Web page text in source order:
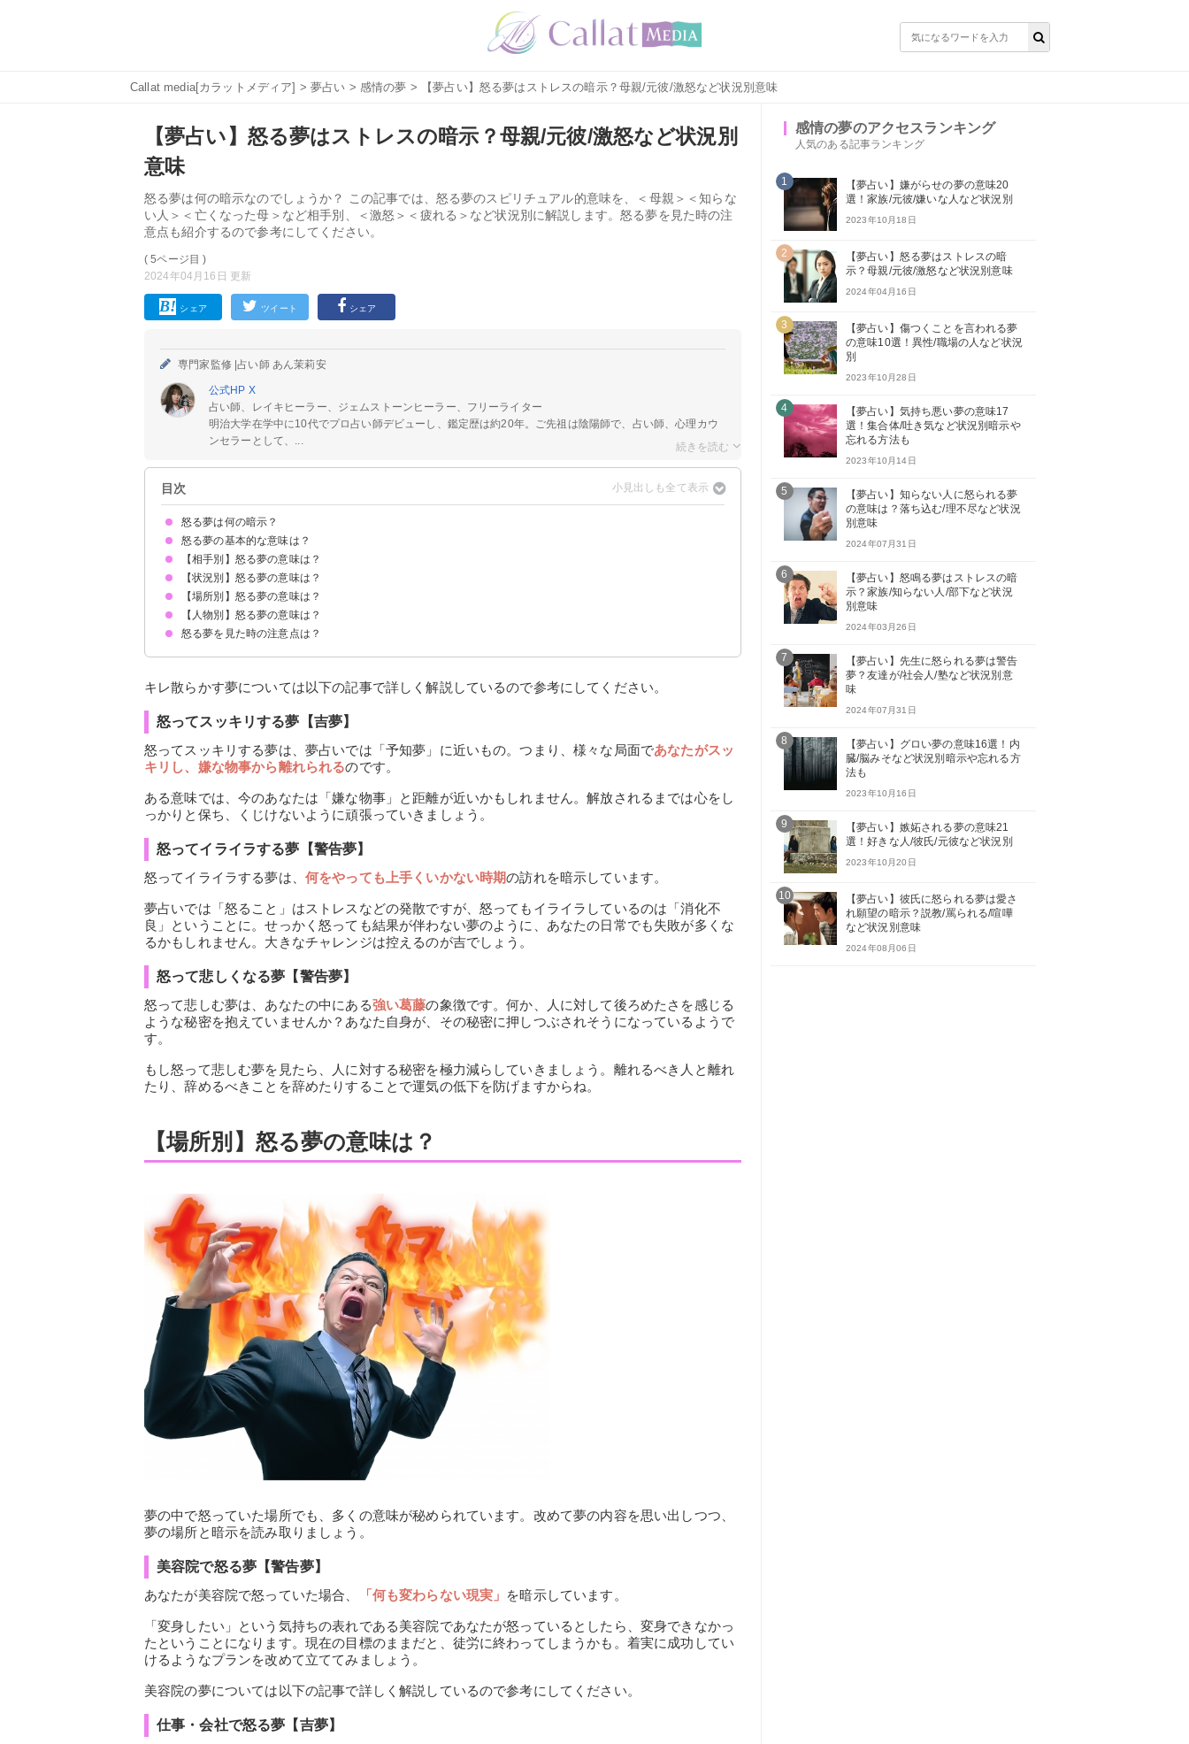
Callat media[カラットメディア] >夢占い > 感情の夢 > 【夢占い】怒る夢はストレスの暗示？母親/元彼/激怒など状況別意味
【夢占い】怒る夢はストレスの暗示？母親/元彼/激怒など状況別
意味
怒る夢は何の暗示なのでしょうか？ この記事では、怒る夢のスピリチュアル的意味を、＜母親＞＜知らな
い人＞＜亡くなった母＞など相手別、＜激怒＞＜疲れる＞など状況別に解説します。怒る夢を見た時の注
意点も紹介するので参考にしてください。
( 5ページ目 )
2024年04月16日 更新
シェア ツイート シェア
専門家監修 |占い師 あん茉莉安
公式HP X
占い師、レイキヒーラー、ジェムストーンヒーラー、フリーライター
明治大学在学中に10代でプロ占い師デビューし、鑑定歴は約20年。ご先祖は陰陽師で、占い師、心理カウ
ンセラーとして、...
目次
怒る夢は何の暗示？
怒る夢の基本的な意味は？
心のモヤモヤの解消を暗示
毎日・よく見る場合はストレスが溜まっている暗示
初夢で見たら運気好転のサイン
状況によって意味が決まる
【相手別】怒る夢の意味は？
母親に怒る夢【吉夢】
父親に怒る夢【警告夢】
兄弟に怒る夢【吉夢】
知らない人に怒る夢【吉夢】
元彼に怒る夢【吉夢】
恋人（彼氏・彼女）に怒る夢【吉夢】
亡くなった母に怒る夢【吉夢】
パートナー（妻・夫）に怒る夢【警告夢】
上司に怒る夢【警告夢】
好きな人に怒る夢【吉夢】
祖父・祖母に怒る夢【吉夢】
先生に怒る夢【吉夢】
【状況別】怒る夢の意味は？
怒って泣く夢【吉夢】
怒りながら喧嘩する夢【吉夢】
激怒・キレ散らかす夢【吉夢】
怒ってスッキリする夢【吉夢】
怒ってイライラする夢【警告夢】
怒って悲しくなる夢【警告夢】
【場所別】怒る夢の意味は？
美容院で怒る夢【警告夢】
仕事・会社で怒る夢【吉夢】
【人物別】怒る夢の意味は？
母親が怒る夢【警告夢】
父親が怒る夢【吉夢】
祖父母が怒る夢【吉夢】
知らない人が怒る夢【警告夢】
子供が怒る夢【吉夢】
好きな人が怒る夢【吉夢】
怒る夢を見た時の注意点は？
キレ散らかす夢については以下の記事で詳しく解説しているので参考にしてください。
怒ってスッキリする夢【吉夢】
怒ってスッキリする夢は、夢占いでは「予知夢」に近いもの。つまり、様々な局面であなたがスッ
キリし、嫌な物事から離れられるのです。
ある意味では、今のあなたは「嫌な物事」と距離が近いかもしれません。解放されるまでは心をし
っかりと保ち、くじけないように頑張っていきましょう。
怒ってイライラする夢【警告夢】
怒ってイライラする夢は、 何をやっても上手くいかない時期の訪れを暗示しています。
夢占いでは「怒ること」はストレスなどの発散ですが、怒ってもイライラしているのは「消化不
良」ということに。せっかく怒っても結果が伴わない夢のように、あなたの日常でも失敗が多くな
るかもしれません。大きなチャレンジは控えるのが吉でしょう。
怒って悲しくなる夢【警告夢】
怒って悲しむ夢は、あなたの中にある強い葛藤の象徴です。何か、人に対して後ろめたさを感じる
ような秘密を抱えていませんか？あなた自身が、その秘密に押しつぶされそうになっているようで
す。
もし怒って悲しむ夢を見たら、人に対する秘密を極力減らしていきましょう。離れるべき人と離れ
たり、辞めるべきことを辞めたりすることで運気の低下を防げますからね。
【場所別】怒る夢の意味は？
夢の中で怒っていた場所でも、多くの意味が秘められています。改めて夢の内容を思い出しつつ、
夢の場所と暗示を読み取りましょう。
美容院で怒る夢【警告夢】
あなたが美容院で怒っていた場合、
「何も変わらない現実」 を暗示しています。
「変身したい」という気持ちの表れである美容院であなたが怒っているとしたら、変身できなかっ
たということになります。現在の目標のままだと、徒労に終わってしまうかも。着実に成功してい
けるようなプランを改めて立ててみましょう。
美容院の夢については以下の記事で詳しく解説しているので参考にしてください。
仕事・会社で怒る夢【吉夢】
感情の夢のアクセスランキング
人気のある記事ランキング
1
【夢占い】嫌がらせの夢の意味20
選！家族/元彼/嫌いな人など状況別
2023年10月18日
2
【夢占い】怒る夢はストレスの暗
示？母親/元彼/激怒など状況別意味
2024年04月16日
3
【夢占い】傷つくことを言われる夢
の意味10選！異性/職場の人など状況
別
2023年10月28日
4
【夢占い】気持ち悪い夢の意味17
選！集合体/吐き気など状況別暗示や
忘れる方法も
2023年10月14日
5
【夢占い】知らない人に怒られる夢
の意味は？落ち込む/理不尽など状況
別意味
2024年07月31日
6
【夢占い】怒鳴る夢はストレスの暗
示？家族/知らない人/部下など状況
別意味
2024年03月26日
7
【夢占い】先生に怒られる夢は警告
夢？友達が/社会人/塾など状況別意
味
2024年07月31日
8
【夢占い】グロい夢の意味16選！内
臓/脳みそなど状況別暗示や忘れる方
法も
2023年10月16日
9
【夢占い】嫉妬される夢の意味21
選！好きな人/彼氏/元彼など状況別
2023年10月20日
10
【夢占い】彼氏に怒られる夢は愛さ
れ願望の暗示？説教/罵られる/喧嘩
など状況別意味
2024年08月06日